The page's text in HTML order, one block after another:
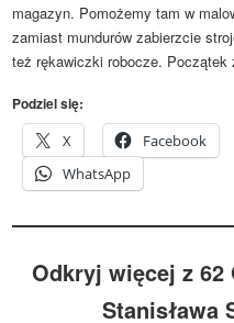
magazyn. Pomożemy tam w
zamiast mundurów zabierzcie
też rękawiczki robocze.
Podziel się:
X
Facebook
WhatsApp
Odkryj więcej z 62
Stanisława